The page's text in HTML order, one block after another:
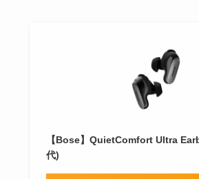
【Bose】QuietComfort Ultra
代)